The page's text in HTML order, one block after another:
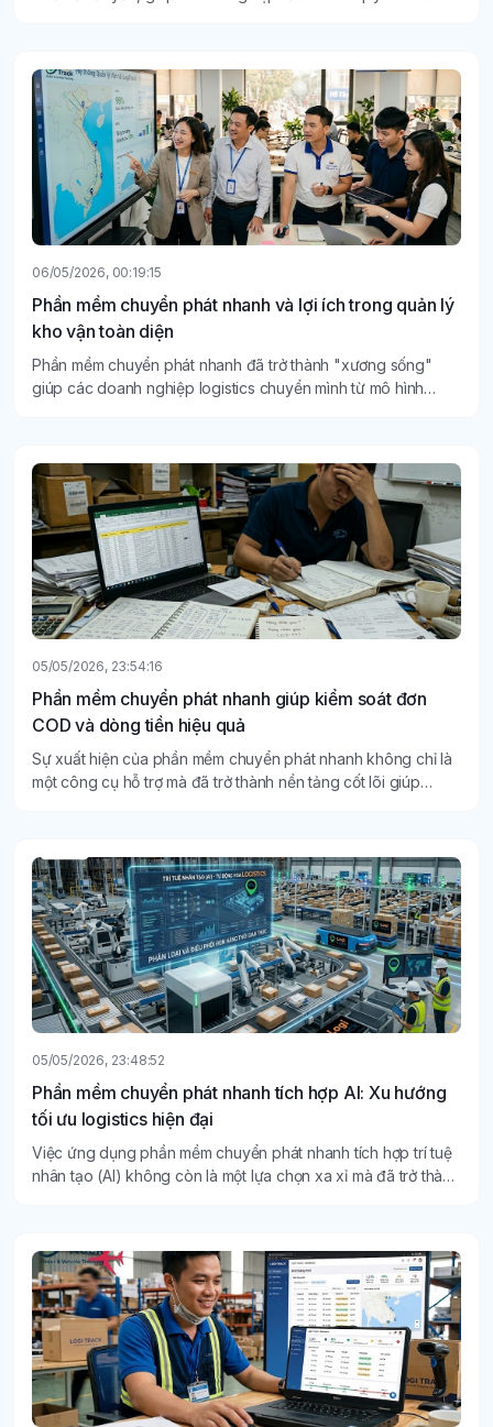
06/05/2026, 00:19:15
Phần mềm chuyển phát nhanh và lợi ích trong quản lý
kho vận toàn diện
Phần mềm chuyển phát nhanh đã trở thành "xương sống"
giúp các doanh nghiệp logistics chuyển mình từ mô hình
05/05/2026, 23:54:16
Phần mềm chuyển phát nhanh giúp kiểm soát đơn
COD và dòng tiền hiệu quả
Sự xuất hiện của phần mềm chuyển phát nhanh không chỉ là
một công cụ hỗ trợ mà đã trở thành nền tảng cốt lõi giúp
05/05/2026, 23:48:52
Phần mềm chuyển phát nhanh tích hợp AI: Xu hướng
tối ưu logistics hiện đại
Việc ứng dụng phần mềm chuyển phát nhanh tích hợp trí tuệ
nhân tạo (AI) không còn là một lựa chọn xa xỉ mà đã trở thành